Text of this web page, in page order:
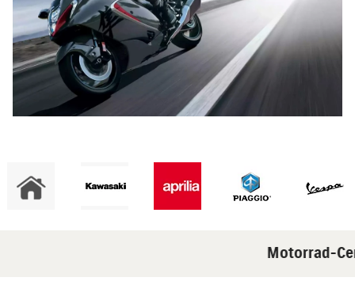
Motorrad-